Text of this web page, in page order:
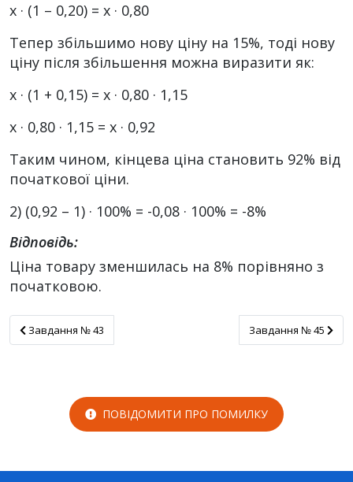
х · (1 – 0,20) = х · 0,80
Тепер збільшимо нову ціну на 15%, тоді нову
ціну після збільшення можна виразити як:
х · (1 + 0,15) = х · 0,80 · 1,15
х · 0,80 · 1,15 = х · 0,92
Таким чином, кінцева ціна становить 92% від
початкової ціни.
2) (0,92 – 1) · 100% = -0,08 · 100% = -8%
Відповідь:
Ціна товару зменшилась на 8% порівняно з
початковою.
Завдання № 43
Завдання № 43 Завдання № 45
Завдання № 45
ПОВІДОМИТИ ПРО ПОМИЛКУ